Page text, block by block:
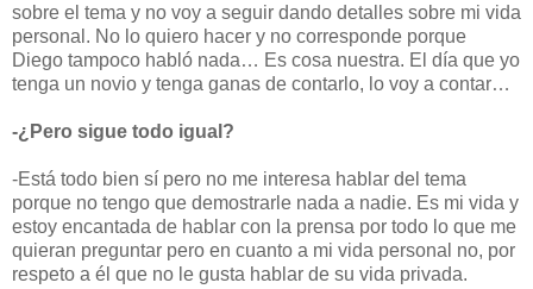
sobre el tema y no voy a seguir dando detalles sobre mi vida
personal. No lo quiero hacer y no corresponde porque
Diego tampoco habló nada… Es cosa nuestra. El día que yo
tenga un novio y tenga ganas de contarlo, lo voy a contar…
-¿Pero sigue todo igual?
-Está todo bien sí pero no me interesa hablar del tema
porque no tengo que demostrarle nada a nadie. Es mi vida y
estoy encantada de hablar con la prensa por todo lo que me
quieran preguntar pero en cuanto a mi vida personal no, por
respeto a él que no le gusta hablar de su vida privada.